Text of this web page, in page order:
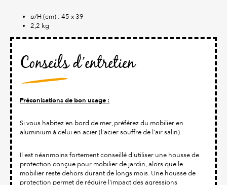
ø/H (cm) : 45 x 39
2,2 kg
Conseils d’entretien
Préconisations de bon usage :
Si vous habitez en bord de mer, préférez du mobilier en
aluminium à celui en acier (l’acier souffre de l’air salin).
Il est néanmoins fortement conseillé d'utiliser une housse de
protection conçue pour mobilier de jardin, alors que le
mobilier reste dehors durant de longs mois. Une housse de
protection permet de réduire l'impact des agressions